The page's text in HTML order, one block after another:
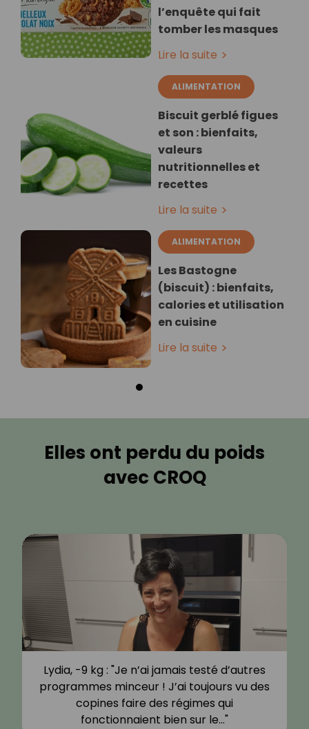
l’enquête qui fait
tomber les masques
Lire la suite
ALIMENTATION
Biscuit gerblé figues
et son : bienfaits,
valeurs
nutritionnelles et
recettes
Lire la suite
ALIMENTATION
Les Bastogne
(biscuit) : bienfaits,
calories et utilisation
en cuisine
Lire la suite
Elles ont perdu du poids
avec CROQ
Lydia, -9 kg : "Je n’ai jamais testé d’autres
programmes minceur ! J’ai toujours vu des
copines faire des régimes qui
fonctionnaient bien sur le…"